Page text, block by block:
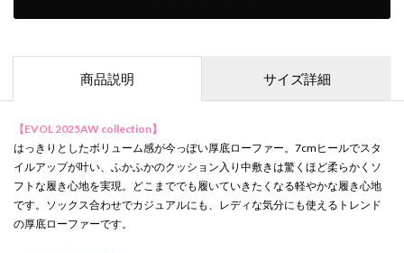
商品説明 サイズ詳細
【EVOL 2025AW collection】
はっきりとしたボリューム感が今っぽい厚底ローファー。7cmヒールでスタ
イルアップが叶い、ふかふかのクッション入り中敷きは驚くほど柔らかくソ
フトな履き心地を実現。どこまででも履いていきたくなる軽やかな履き心地
です。ソックス合わせでカジュアルにも、レディな気分にも使えるトレンド
の厚底ローファーです。